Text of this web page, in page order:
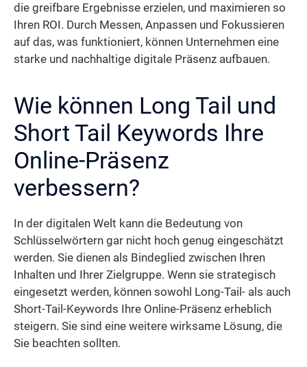
die greifbare Ergebnisse erzielen, und maximieren so
Ihren ROI. Durch Messen, Anpassen und Fokussieren
auf das, was funktioniert, können Unternehmen eine
starke und nachhaltige digitale Präsenz aufbauen.
Wie können Long Tail und
Short Tail Keywords Ihre
Online-Präsenz
verbessern?
In der digitalen Welt kann die Bedeutung von
Schlüsselwörtern gar nicht hoch genug eingeschätzt
werden. Sie dienen als Bindeglied zwischen Ihren
Inhalten und Ihrer Zielgruppe. Wenn sie strategisch
eingesetzt werden, können sowohl Long-Tail- als auch
Short-Tail-Keywords Ihre Online-Präsenz erheblich
steigern. Sie sind eine weitere wirksame Lösung, die
Sie beachten sollten.